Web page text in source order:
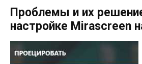
Проблемы и их
настройке Mirascreen